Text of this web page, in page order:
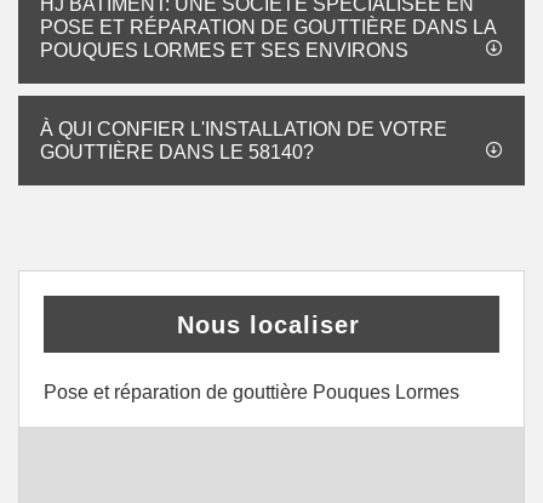
HJ BATIMENT: UNE SOCIÉTÉ SPÉCIALISÉE EN
POSE ET RÉPARATION DE GOUTTIÈRE DANS LA
POUQUES LORMES ET SES ENVIRONS
À QUI CONFIER L'INSTALLATION DE VOTRE
GOUTTIÈRE DANS LE 58140?
Nous localiser
Pose et réparation de gouttière Pouques Lormes